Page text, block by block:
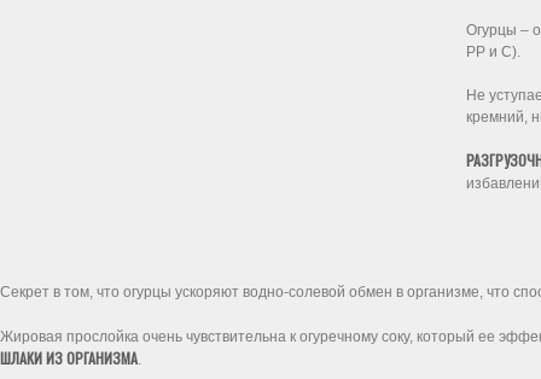
Огурцы –
РР и С).
Не
кремний,
Секрет в том, что огурцы ускоряют водно-солевой обмен в организме, что
Жировая прослойка очень чувствительна к огуречному соку, который ее
ШЛАКИ ИЗ ОРГАНИЗМА.